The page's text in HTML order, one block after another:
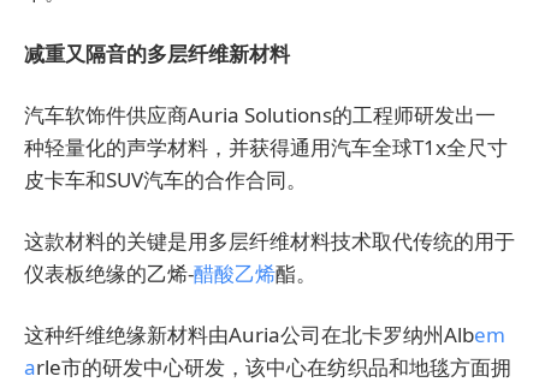
减重又隔音的多层纤维新材料
汽车软饰件供应商Auria Solutions的工程师研发出一
种轻量化的声学材料，并获得通用汽车全球T1x全尺寸
皮卡车和SUV汽车的合作合同。
这款材料的关键是用多层纤维材料技术取代传统的用于
仪表板绝缘的乙烯-醋酸乙烯酯。
这种纤维绝缘新材料由Auria公司在北卡罗纳州Albem
arle市的研发中心研发，该中心在纺织品和地毯方面拥